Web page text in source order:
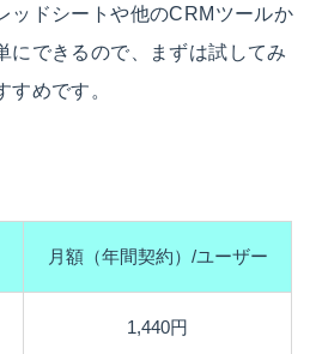
ッドシートや他のCRMツールか
にできるので、まずは試してみ
めです。
月額（年間契約）/ユーザー
1,440円